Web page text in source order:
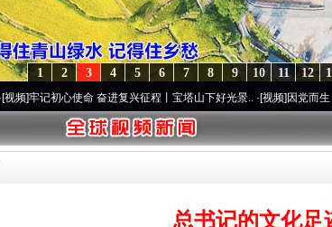
12
11
10
9
8
7
6
5
4
3
2
1
心使命 奋进复兴征程丨宝塔山下好光景..·[视频]因党而生 为党而
总书记的文化足